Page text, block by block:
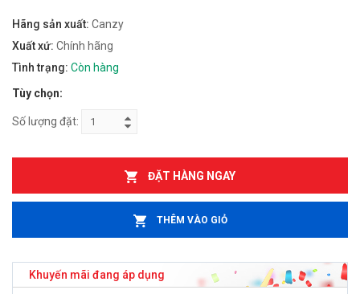
Hãng sản xuất: Canzy
Xuất xứ: Chính hãng
Tình trạng: Còn hàng
Tùy chọn:
Số lượng đặt:
ĐẶT HÀNG NGAY
THÊM VÀO GIỎ
Khuyến mãi đang áp dụng